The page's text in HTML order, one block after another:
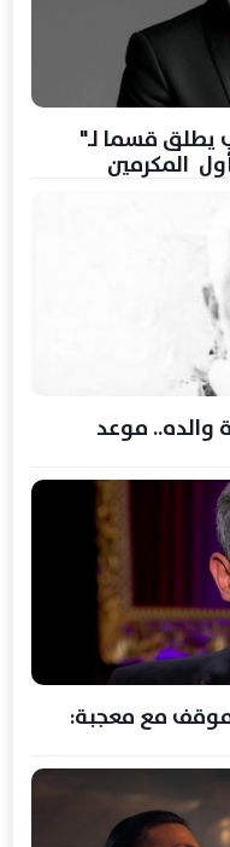
يطلق قسما لـ"
المكرمين
والده.. موعد
مع معجبة: